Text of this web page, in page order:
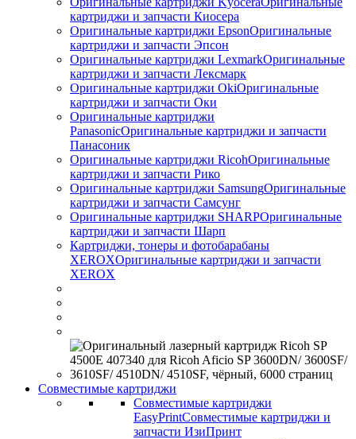
картриджи и запчасти Киосера
Оригинальные картриджи EpsonОригинальные
картриджи и запчасти Эпсон
Оригинальные картриджи LexmarkОригинальные
картриджи и запчасти Лексмарк
Оригинальные картриджи ОkiОригинальные
картриджи и запчасти Оки
Оригинальные картриджи
PanasonicОригинальные картриджи и запчасти
Панасоник
Оригинальные картриджи RicohОригинальные
картриджи и запчасти Рико
Оригинальные картриджи SamsungОригинальные
картриджи и запчасти Самсунг
Оригинальные картриджи SHARPОригинальные
картриджи и запчасти Шарп
Картриджи, тонеры и фотобарабаны
XEROXОригинальные картриджи и запчасти
XEROX
Совместимые картриджи
Совместимые картриджи
EasyPrintСовместимые картриджи и
запчасти ИзиПринт